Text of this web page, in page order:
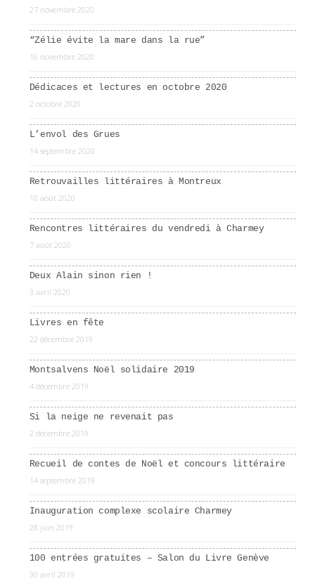
27 novembre 2020
“Zélie évite la mare dans la rue”
16 novembre 2020
Dédicaces et lectures en octobre 2020
2 octobre 2020
L’envol des Grues
14 septembre 2020
Retrouvailles littéraires à Montreux
10 août 2020
Rencontres littéraires du vendredi à Charmey
7 août 2020
Deux Alain sinon rien !
3 avril 2020
Livres en fête
22 décembre 2019
Montsalvens Noël solidaire 2019
4 décembre 2019
Si la neige ne revenait pas
2 décembre 2019
Recueil de contes de Noël et concours littéraire
14 septembre 2019
Inauguration complexe scolaire Charmey
28 juin 2019
100 entrées gratuites – Salon du Livre Genève
30 avril 2019